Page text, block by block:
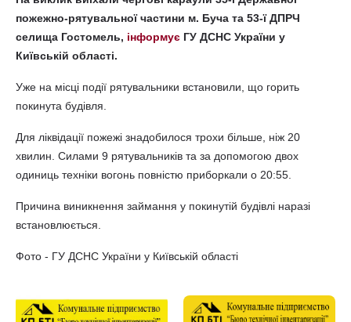
пожежно-рятувальної частини м. Буча та 53-ї ДПРЧ
селища Гостомель, інформує ГУ ДСНС України у
Київській області.
Уже на місці події рятувальники встановили, що горить
покинута будівля.
Для ліквідації пожежі знадобилося трохи більше, ніж 20
хвилин. Силами 9 рятувальників та за допомогою двох
одиниць техніки вогонь повністю приборкали о 20:55.
Причина виникнення займання у покинутій будівлі наразі
встановлюється.
Фото - ГУ ДСНС України у Київській області